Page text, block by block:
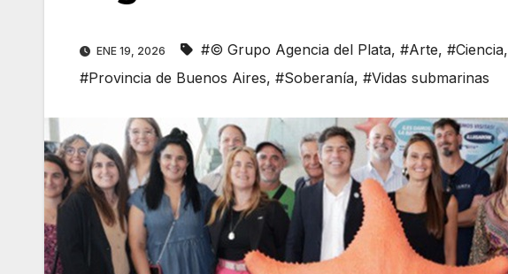
ENE 19, 2026 #© Grupo Agencia del Plata, #Arte, #Ciencia,
#Provincia de Buenos Aires, #Soberanía, #Vidas submarinas